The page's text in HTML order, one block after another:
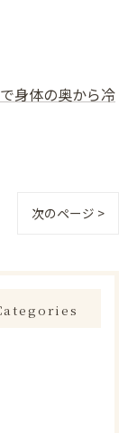
身体の奥から冷
次のページ >